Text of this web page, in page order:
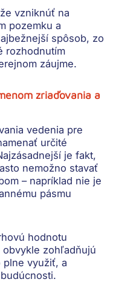
vzniknúť na
pozemku a
spôsob, zo
rozhodnutím
záujme.
zriaďovania a
vedenia pre
určité
je fakt,
nemožno stavať
– napríklad nie je
pásmu
hodnotu
zohľadňujú
plne využiť, a